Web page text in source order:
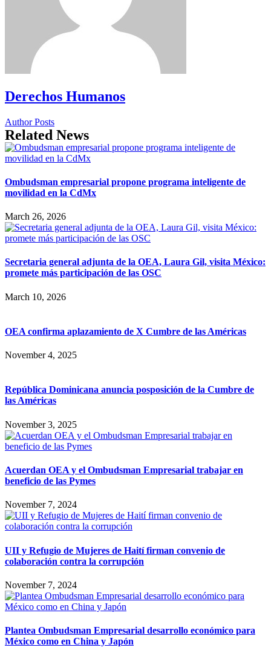
Derechos Humanos
Author Posts
Related News
Ombudsman empresarial propone programa inteligente de
movilidad en la CdMx
March 26, 2026
Secretaria general adjunta de la OEA, Laura Gil, visita México:
promete más participación de las OSC
March 10, 2026
OEA confirma aplazamiento de X Cumbre de las Américas
November 4, 2025
República Dominicana anuncia posposición de la Cumbre de
las Américas
November 3, 2025
Acuerdan OEA y el Ombudsman Empresarial trabajar en
beneficio de las Pymes
November 7, 2024
UII y Refugio de Mujeres de Haití firman convenio de
colaboración contra la corrupción
November 7, 2024
Plantea Ombudsman Empresarial desarrollo económico para
México como en China y Japón